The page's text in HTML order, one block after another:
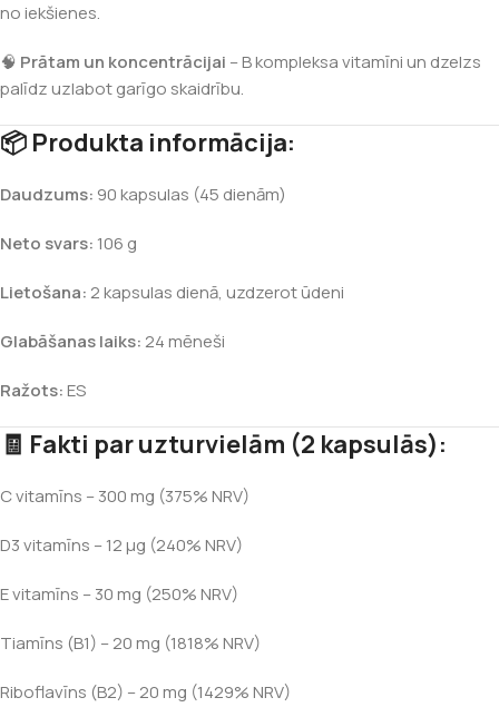
no iekšienes.
🧠 Prātam un koncentrācijai – B kompleksa vitamīni un dzelzs
palīdz uzlabot garīgo skaidrību.
📦 Produkta informācija:
Daudzums: 90 kapsulas (45 dienām)
Neto svars: 106 g
Lietošana: 2 kapsulas dienā, uzdzerot ūdeni
Glabāšanas laiks: 24 mēneši
Ražots:ES
🧾 Fakti par uzturvielām (2 kapsulās):
C vitamīns – 300 mg (375% NRV)
D3 vitamīns – 12 μg (240% NRV)
E vitamīns – 30 mg (250% NRV)
Tiamīns (B1) – 20 mg (1818% NRV)
Riboflavīns (B2) – 20 mg (1429% NRV)